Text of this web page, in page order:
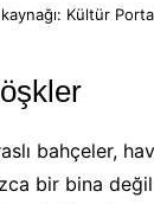
Kültür
bahçeler,
bir bina